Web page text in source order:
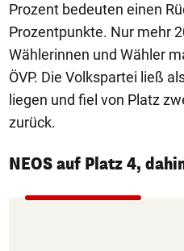
Prozent bedeuten einen
Prozentpunkte. Nur mehr
Wählerinnen und Wähler
ÖVP. Die Volkspartei ließ
liegen und fiel von Platz
zurück.
NEOS auf Platz 4,